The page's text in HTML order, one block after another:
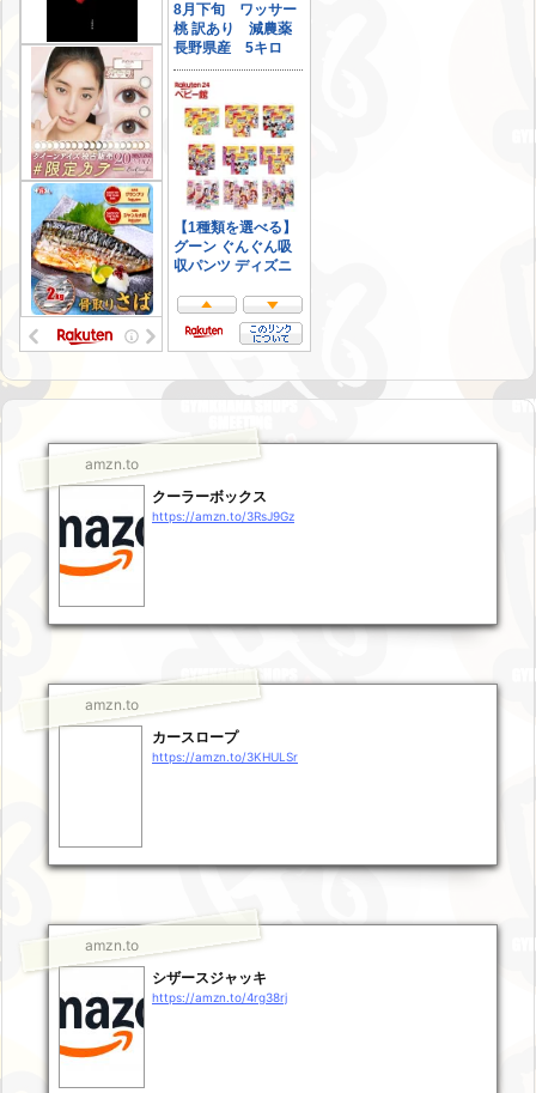
amzn.to
クーラーボックス
https://amzn.to/3RsJ9Gz
amzn.to
カースロープ
https://amzn.to/3KHULSr
amzn.to
シザースジャッキ
https://amzn.to/4rg38rj